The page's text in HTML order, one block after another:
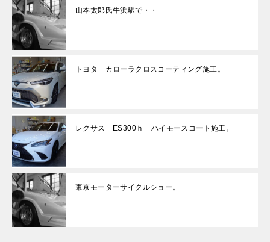
山本太郎氏牛浜駅で・・
トヨタ カローラクロスコーティング施工。
レクサス ES300ｈ ハイモースコート施工。
東京モーターサイクルショー。